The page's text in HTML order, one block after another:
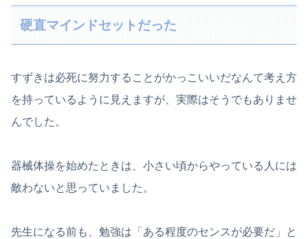
硬直マインドセットだった
すずきは必死に努力することがかっこいいだなんて考え方
を持っているように見えますが、実際はそうでもありませ
んでした。
器械体操を始めたときは、小さい頃からやっている人には
敵わないと思っていました。
先生になる前も、勉強は「ある程度のセンスが必要だ」と